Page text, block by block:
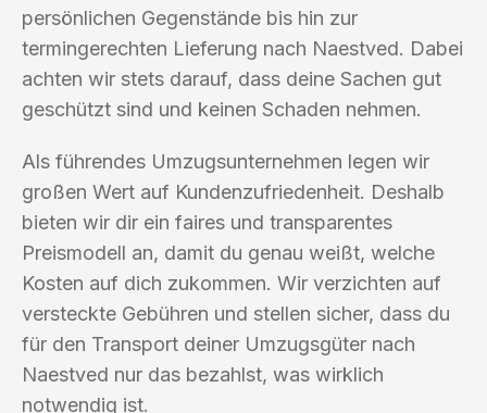
persönlichen Gegenstände bis hin zur
termingerechten Lieferung nach Naestved. Dabei
achten wir stets darauf, dass deine Sachen gut
geschützt sind und keinen Schaden nehmen.
Als führendes Umzugsunternehmen legen wir
großen Wert auf Kundenzufriedenheit. Deshalb
bieten wir dir ein faires und transparentes
Preismodell an, damit du genau weißt, welche
Kosten auf dich zukommen. Wir verzichten auf
versteckte Gebühren und stellen sicher, dass du
für den Transport deiner Umzugsgüter nach
Naestved nur das bezahlst, was wirklich
notwendig ist.